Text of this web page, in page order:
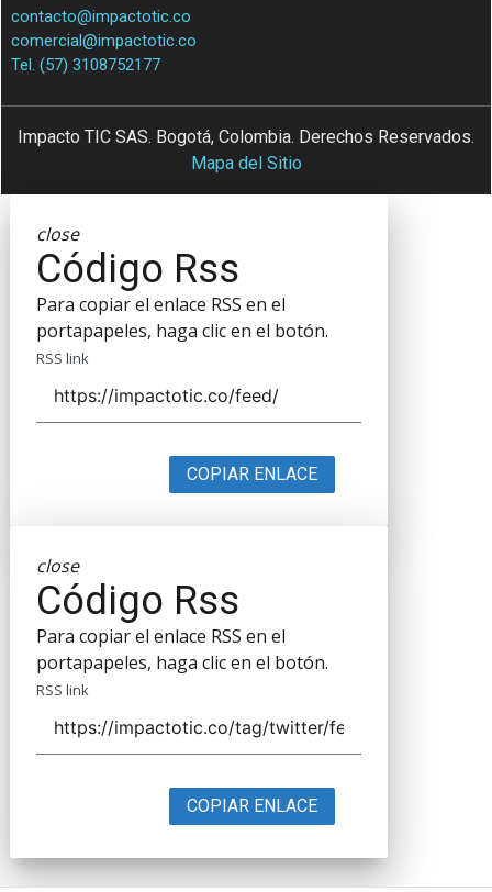
contacto@impactotic.co
comercial@impactotic.co
Tel. (57) 3108752177
Impacto TIC SAS. Bogotá, Colombia. Derechos Reservados.
Mapa del Sitio
close
Código Rss
Para copiar el enlace RSS en el
portapapeles, haga clic en el botón.
RSS link
COPIAR ENLACE
close
Código Rss
Para copiar el enlace RSS en el
portapapeles, haga clic en el botón.
RSS link
COPIAR ENLACE